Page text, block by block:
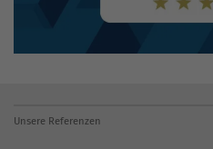
Unsere Referenzen